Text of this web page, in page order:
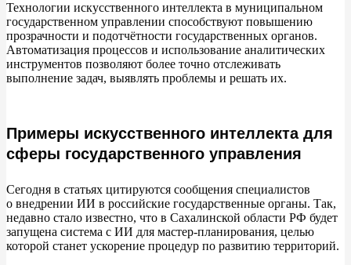
Технологии искусственного интеллекта в муниципальном
государственном управлении способствуют повышению
прозрачности и подотчётности государственных органов.
Автоматизация процессов и использование аналитических
инструментов позволяют более точно отслеживать
выполнение задач, выявлять проблемы и решать их.
Примеры искусственного интеллекта для
сферы государственного управления
Сегодня в статьях цитируются сообщения специалистов
о внедрении ИИ в российские государственные органы. Так,
недавно стало известно, что в Сахалинской области РФ будет
запущена система с ИИ для мастер-планирования, целью
которой станет ускорение процедур по развитию территорий.